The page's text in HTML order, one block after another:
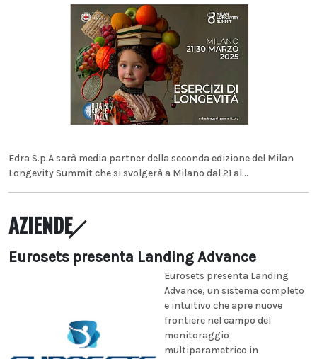
Edra S.p.A sarà media partner della seconda edizione del Milan
Longevity Summit che si svolgerà a Milano dal 21 al...
AZIENDE
Eurosets presenta Landing Advance
Eurosets presenta Landing
Advance, un sistema completo
e intuitivo che apre nuove
frontiere nel campo del
monitoraggio
multiparametrico in